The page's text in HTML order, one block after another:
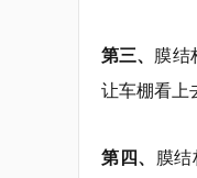
第三、 膜结
让车棚看上
第四、 膜